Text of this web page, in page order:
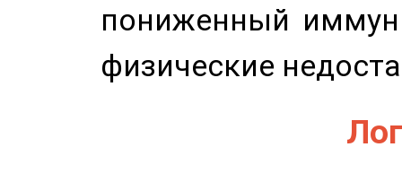
пониженный
физические